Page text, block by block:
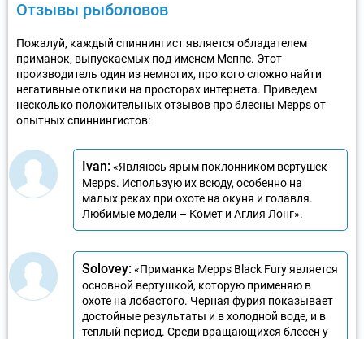
Отзывы рыболовов
Пожалуй, каждый спиннингист является обладателем
приманок, выпускаемых под именем Меппс. Этот
производитель один из немногих, про кого сложно найти
негативные отклики на просторах интернета. Приведем
несколько положительных отзывов про блесны Mepps от
опытных спиннингистов:
Ivan:«Являюсь ярым поклонником вертушек
Mepps. Использую их всюду, особенно на
малых реках при охоте на окуня и голавля.
Любимые модели – Комет и Аглия Лонг».
Solovey:«Приманка Mepps Black Fury является
основной вертушкой, которую применяю в
охоте на лобастого. Черная фурия показывает
достойные результаты и в холодной воде, и в
теплый период. Среди вращающихся блесен у